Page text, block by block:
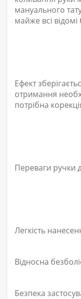
мануального
майже всі
Ефект
отримання
потрібна
Переваги ручки
Легкість
Відносна
Безпека